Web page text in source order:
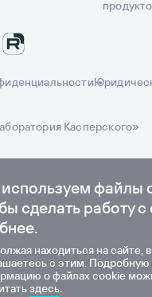
Касперского»
файлы
сделать работу
находиться на сайте,
с этим. Подробную
о файлах cookie
здесь.